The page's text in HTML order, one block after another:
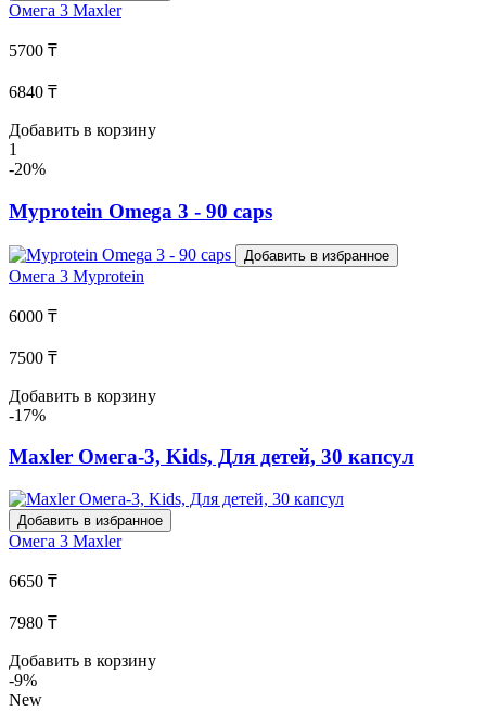
Омега 3 Maxler
5700 ₸
6840 ₸
Добавить в корзину
1
-20%
Myprotein Omega 3 - 90 caps
Добавить в избранное
Омега 3 Myprotein
6000 ₸
7500 ₸
Добавить в корзину
-17%
Maxler Омега-3, Kids, Для детей, 30 капсул
Добавить в избранное
Омега 3 Maxler
6650 ₸
7980 ₸
Добавить в корзину
-9%
New